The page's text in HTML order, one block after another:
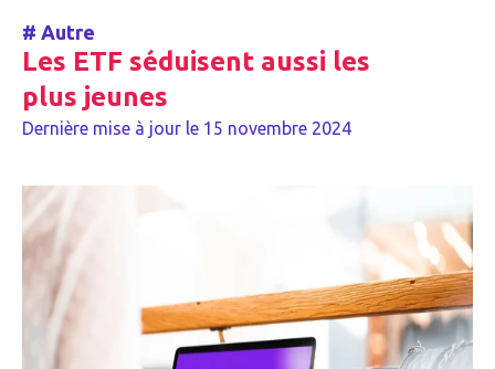
# Autre
Les ETF séduisent aussi les
plus jeunes
Dernière mise à jour le 15 novembre 2024